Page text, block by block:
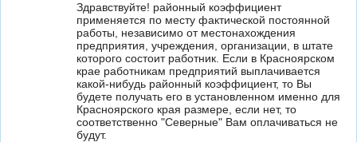
Здравствуйте! районный коэффициент
применяется по месту фактической постоянной
работы, независимо от местонахождения
предприятия, учреждения, организации, в штате
которого состоит работник. Если в Красноярском
крае работникам предприятий выплачивается
какой-нибудь районный коэффициент, то Вы
будете получать его в установленном именно для
Красноярского края размере, если нет, то
соответственно "Северные" Вам оплачиваться не
будут.